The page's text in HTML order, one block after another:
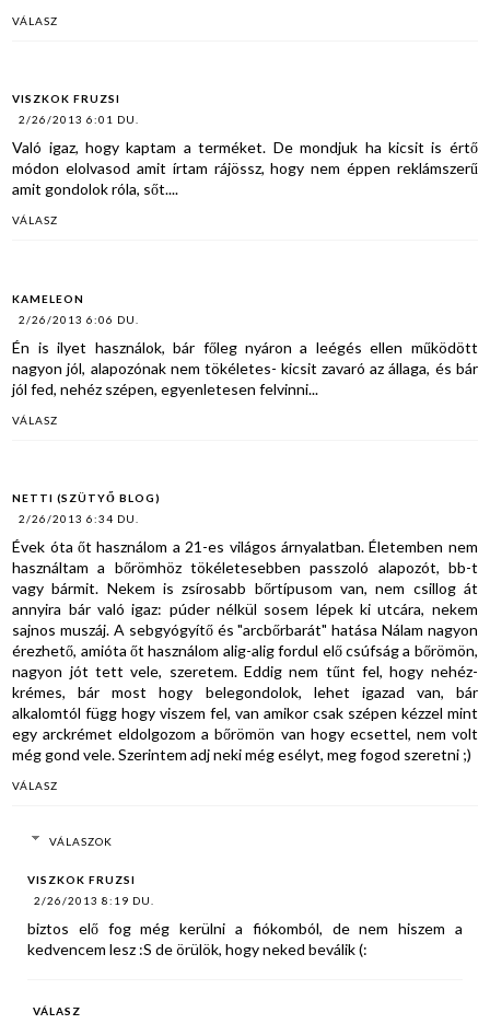
VÁLASZ
VISZKOK FRUZSI
2/26/2013 6:01 DU.
Való igaz, hogy kaptam a terméket. De mondjuk ha kicsit is értő
módon elolvasod amit írtam rájössz, hogy nem éppen reklámszerű
amit gondolok róla, sőt....
VÁLASZ
KAMELEON
2/26/2013 6:06 DU.
Én is ilyet használok, bár főleg nyáron a leégés ellen működött
nagyon jól, alapozónak nem tökéletes- kicsit zavaró az állaga, és bár
jól fed, nehéz szépen, egyenletesen felvinni...
VÁLASZ
NETTI (SZÜTYŐ BLOG)
2/26/2013 6:34 DU.
Évek óta őt használom a 21-es világos árnyalatban. Életemben nem
használtam a bőrömhöz tökéletesebben passzoló alapozót, bb-t
vagy bármit. Nekem is zsírosabb bőrtípusom van, nem csillog át
annyira bár való igaz: púder nélkül sosem lépek ki utcára, nekem
sajnos muszáj. A sebgyógyítő és "arcbőrbarát" hatása Nálam nagyon
érezhető, amióta őt használom alig-alig fordul elő csúfság a bőrömön,
nagyon jót tett vele, szeretem. Eddig nem tűnt fel, hogy nehéz-
krémes, bár most hogy belegondolok, lehet igazad van, bár
alkalomtól függ hogy viszem fel, van amikor csak szépen kézzel mint
egy arckrémet eldolgozom a bőrömön van hogy ecsettel, nem volt
még gond vele. Szerintem adj neki még esélyt, meg fogod szeretni ;)
VÁLASZ
VÁLASZOK
VISZKOK FRUZSI
2/26/2013 8:19 DU.
biztos elő fog még kerülni a fiókomból, de nem hiszem a
kedvencem lesz :S de örülök, hogy neked beválik (:
VÁLASZ